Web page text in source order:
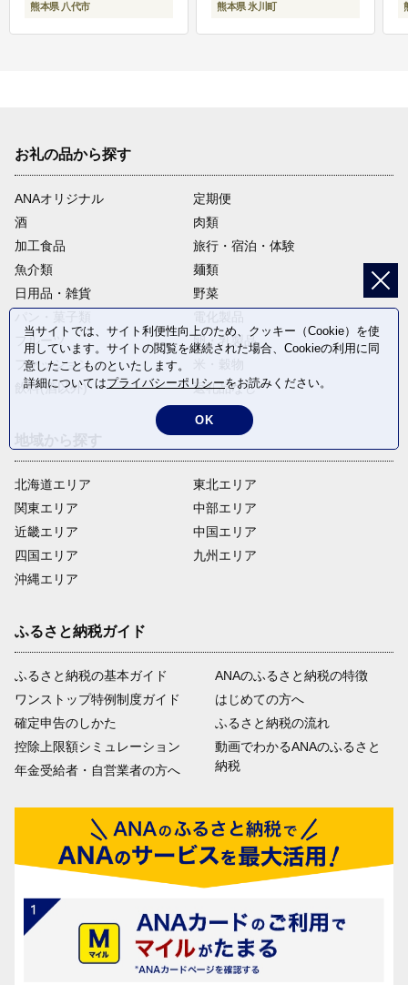
熊本県 八代市 熊本県 氷川町
お礼の品から探す
ANAオリジナル
定期便
酒
肉類
加工食品
旅行・宿泊・体験
魚介類
麺類
日用品・雑貨
野菜
フルーツ
卵・乳製品
ファッション
飲料(酒以外)
返礼品なし
北海道エリア
関東エリア
近畿エリア
四国エリア
沖縄エリア
東北エリア
中部エリア
中国エリア
九州エリア
ふるさと納税ガイド
ふるさと納税の基本ガイド
ワンストップ特例制度ガイド
確定申告のしかた
控除上限額シミュレーション
年金受給者・自営業者の方へ
ANAのふるさと納税の特徴
はじめての方へ
ふるさと納税の流れ
動画でわかるANAのふるさと
納税
当サイトでは、サイト利便性向上のため、クッキー（Cookie）を使
用しています。サイトの閲覧を継続された場合、Cookieの利用に同
意したことものといたします。
詳細についてはプライバシーポリシーをお読みください。
OK